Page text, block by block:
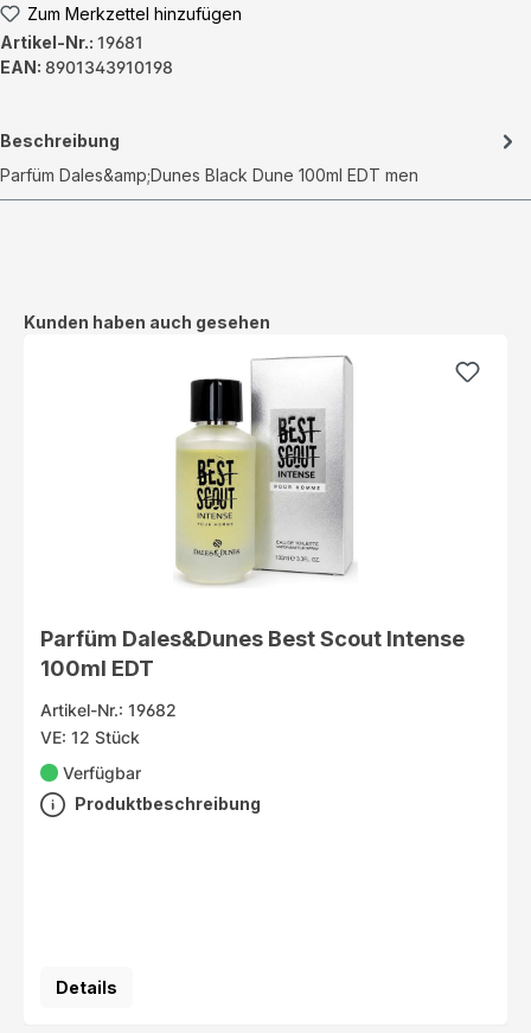
Zum Merkzettel hinzufügen
Artikel-Nr.: 19681
EAN: 8901343910198
Beschreibung
Parfüm Dales&amp;Dunes Black Dune 100ml EDT men
Produktgalerie überspringen
Kunden haben auch gesehen
Parfüm Dales&Dunes Best Scout Intense
100ml EDT
Artikel-Nr.: 19682
VE: 12 Stück
Verfügbar
Produktbeschreibung
Details